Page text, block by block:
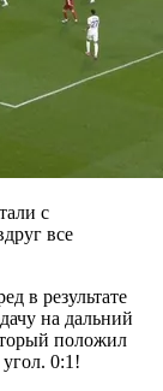
с
все
в результате
на дальний
положил
0:1!